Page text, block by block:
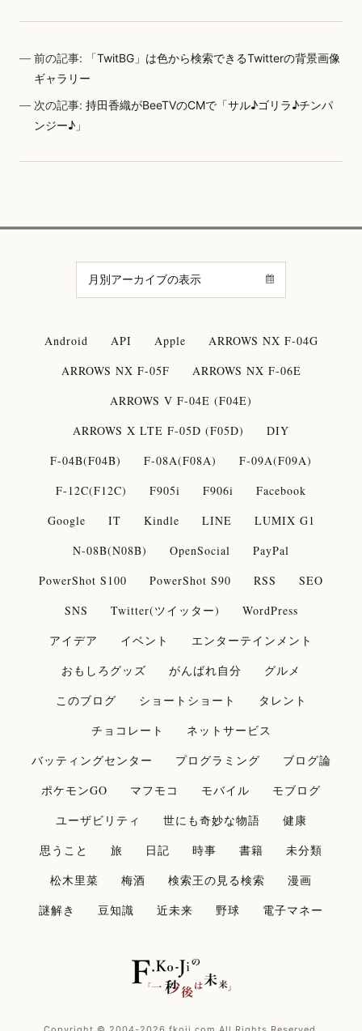
前の記事:
「TwitBG」は色から検索できるTwitterの背景画像
ギャラリー
次の記事:持田香織がBeeTVのCMで「サル♪ゴリラ♪チンパ
ンジー♪」
Android API Apple
ARROWS NX F-04G
ARROWS NX F-05F
ARROWS NX F-06E
ARROWS V F-04E (F04E)
ARROWS X LTE F-05D (F05D)
DIY
F-04B(F04B)
F-08A(F08A)
F-09A(F09A)
F-12C(F12C)
F905i F906i
Facebook
Google
IT Kindle LINE
LUMIX G1
N-08B(N08B)
OpenSocial
PayPal
PowerShot S100
PowerShot S90 RSS
SEO
SNS
Twitter(ツイッター)
WordPress
アイデア
イベント
エンターテインメント
おもしろグッズ
がんばれ自分
グルメ
このブログ
ショートショート
タレント
チョコレート
ネットサービス
バッティングセンター
プログラミング
ブログ論
ポケモンGO
マフモコ モバイル
モブログ
ユーザビリティ
世にも奇妙な物語
健康
思うこと
旅 日記 時事 書籍
未分類
松木里菜
梅酒 検索王の見る検索
漫画
謎解き
豆知識 近未来 野球 電子マネー